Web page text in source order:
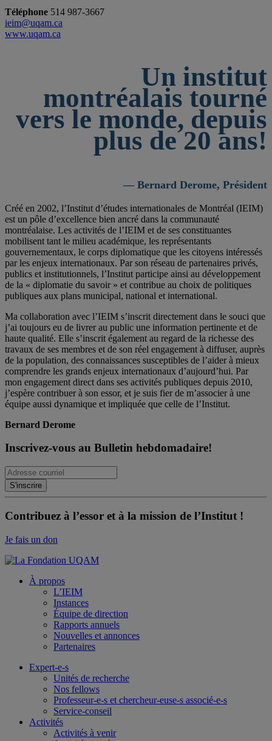
Téléphone 514 987-3667
ieim@uqam.ca
www.uqam.ca
Un institut
montréalais tourné
vers le monde, depuis
plus de 20 ans!
— Bernard Derome, Président
Créé en 2002, l’Institut d’études internationales de Montréal (IEIM)
est un pôle d’excellence bien ancré dans la communauté
montréalaise. Les activités de l’IEIM et de ses constituantes
mobilisent tant le milieu académique, les représentants
gouvernementaux, le corps diplomatique que les citoyens intéressés
par les enjeux internationaux. Par son réseau de partenaires privés,
publics et institutionnels, l’Institut participe ainsi au développement
de la « diplomatie du savoir » et contribue au choix de politiques
publiques aux plans municipal, national et international.
Ma collaboration avec l’IEIM s’inscrit directement dans le souci que
j’ai toujours eu de livrer au public une information pertinente et de
haute qualité. Elle s’inscrit également au regard de la richesse des
travaux de ses membres et de son réel engagement à diffuser, auprès
de la population, des connaissances susceptibles de l’aider à mieux
comprendre les grands enjeux internationaux d’aujourd’hui. Par
mon engagement direct dans ses activités publiques depuis 2010,
j’espère contribuer à son essor, et je suis fier de m’associer à une
équipe aussi dynamique et impliquée que celle de l’Institut.
Bernard Derome
Inscrivez-vous au Bulletin hebdomadaire!
Contribuez à l’essor et à la mission de l’Institut !
Je fais un don
À propos
L’IEIM
Instances
Équipe de direction
Rapports annuels
Nouvelles et annonces
Partenaires
Expert-e-s
Unités de recherche
Nos fellows
Professeur-e-s et chercheur-euse-s associé-e-s
Service-conseil
Activités
Activités à venir